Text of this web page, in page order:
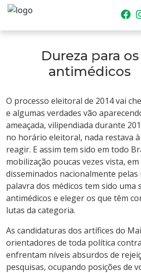
Dureza para os
antimédicos
O processo eleitoral de 2014 vai
e algumas verdades vão
ameaçada, vilipendiada durante
no horário eleitoral, nada restava
reagir. E assim tem sido em todo
mobilização poucas vezes vista,
disseminados nacionalmente pelas
palavra dos médicos tem sido uma
antimédicos e eleger os que têm
lutas da categoria.
As candidaturas dos artífices do
orientadores de toda política
enfrentam níveis absurdos de
pesquisas, ocupando posições de